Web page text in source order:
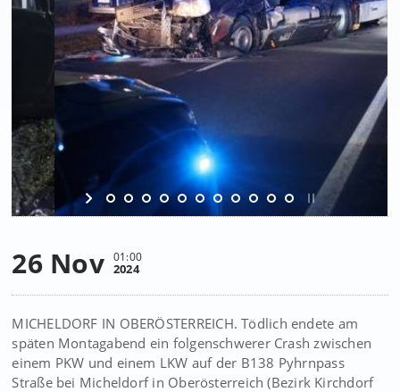
26 Nov 01:00
2024
MICHELDORF IN OBERÖSTERREICH. Tödlich endete am
späten Montagabend ein folgenschwerer Crash zwischen
einem PKW und einem LKW auf der B138 Pyhrnpass
Straße bei Micheldorf in Oberösterreich (Bezirk Kirchdorf